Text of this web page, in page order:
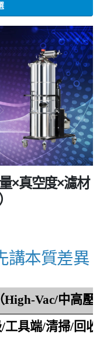
×真空度×濾材
講本質差異
High-Vac/中高壓
工具端/清掃/回收